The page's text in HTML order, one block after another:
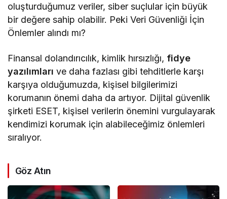
oluşturduğumuz veriler, siber suçlular için büyük
bir değere sahip olabilir. Peki Veri Güvenliği İçin
Önlemler alındı mı?
Finansal dolandırıcılık, kimlik hırsızlığı, fidye
yazılımları ve daha fazlası gibi tehditlerle karşı
karşıya olduğumuzda, kişisel bilgilerimizi
korumanın önemi daha da artıyor. Dijital güvenlik
şirketi ESET, kişisel verilerin önemini vurgulayarak
kendimizi korumak için alabileceğimiz önlemleri
sıralıyor.
Göz Atın